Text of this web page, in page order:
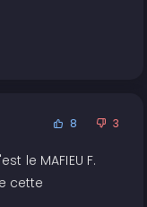
8 3
le MAFIEU F.
cette